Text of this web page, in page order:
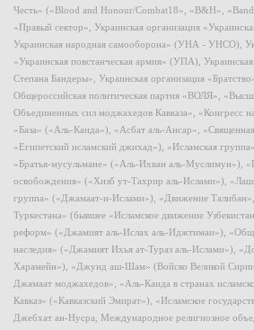
Честь» («Blood and Honour/Combat18», «B&H»,
«Правый сектор», Украинская организация
Украинская народная самооборона» (УНА - УНСО),
«Украинская повстанческая армия» (УПА),
Степана Бандеры», Украинская организация
Общероссийская политическая партия «ВОЛЯ»,
Объединенных сил моджахедов Кавказа», «Конгресс
«База» («Аль-Каида»), «Асбат аль-Ансар»,
«Египетский исламский джихад»), «Исламская
«Братья-мусульмане» («Аль-Ихван аль-Муслимун»),
освобождения» («Хизб ут-Тахрир аль-Ислами»),
группа» («Джамаат-и-Ислами»), «Движение Талибан»,
Туркестана» (бывшее «Исламское движение
реформ» («Джамият аль-Ислах аль-Иджтимаи»),
наследия» («Джамият Ихья ат-Тураз аль-Ислами»),
Харамейн»), «Джунд аш-Шам» (Войско Великой
Джамаат моджахедов», «Аль-Каида в странах
Кавказ» («Кавказский Эмират»), «Исламское
Джебхат ан-Нусра, Международное религиозное